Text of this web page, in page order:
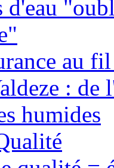
d'eau
au
: de
humides